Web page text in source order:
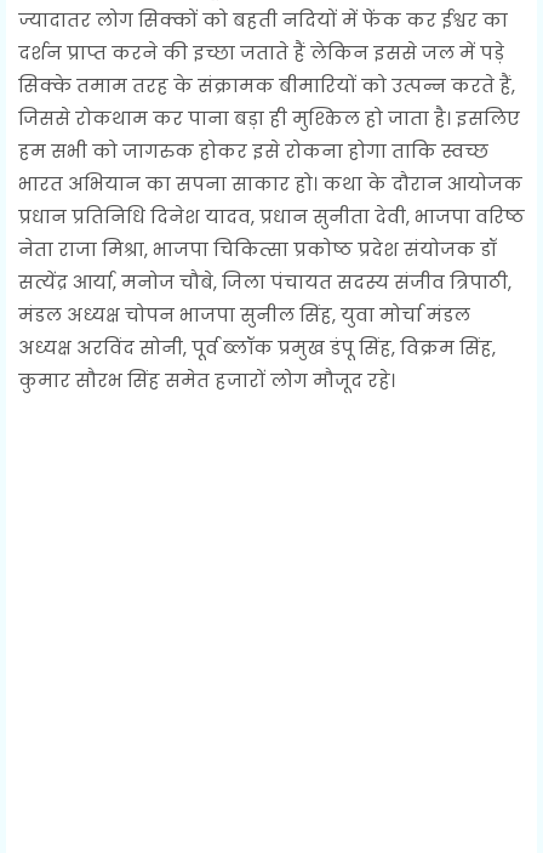
ज्यादातर लोग सिक्कों को बहती नदियों में फेंक कर ईश्वर का
दर्शन प्राप्त करने की इच्छा जताते हैं लेकिन इससे जल में पड़े
सिक्के तमाम तरह के संक्रामक बीमारियों को उत्पन्न करते हैं,
जिससे रोकथाम कर पाना बड़ा ही मुश्किल हो जाता है। इसलिए
हम सभी को जागरुक होकर इसे रोकना होगा ताकि स्वच्छ
भारत अभियान का सपना साकार हो। कथा के दौरान आयोजक
प्रधान प्रतिनिधि दिनेश यादव, प्रधान सुनीता देवी, भाजपा वरिष्ठ
नेता राजा मिश्रा, भाजपा चिकित्सा प्रकोष्ठ प्रदेश संयोजक डॉ
सत्येंद्र आर्या, मनोज चौबे, जिला पंचायत सदस्य संजीव त्रिपाठी,
मंडल अध्यक्ष चोपन भाजपा सुनील सिंह, युवा मोर्चा मंडल
अध्यक्ष अरविंद सोनी, पूर्व ब्लॉक प्रमुख डंपू सिंह, विक्रम सिंह,
कुमार सौरभ सिंह समेत हजारों लोग मौजूद रहे।